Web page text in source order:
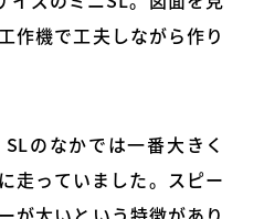
作機で工夫しながら作り
SLのなかでは一番大きく
走っていました。スピー